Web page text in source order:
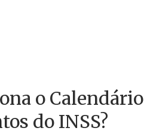
o Calendário
do INSS?